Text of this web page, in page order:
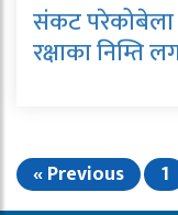
संकट परेकोबेला
रक्षाका निम्ति
« Previous 1